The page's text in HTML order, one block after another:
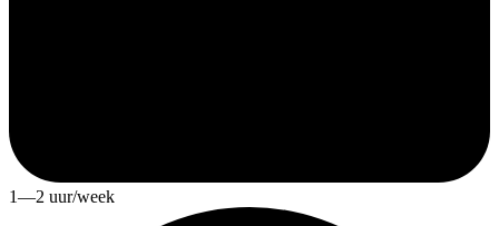
1—2 uur/week